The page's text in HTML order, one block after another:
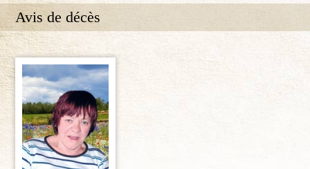
Avis de décès